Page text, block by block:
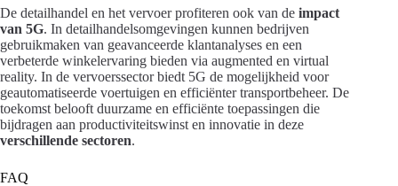
De detailhandel en het vervoer profiteren ook van de impact
van 5G. In detailhandelsomgevingen kunnen bedrijven
gebruikmaken van geavanceerde klantanalyses en een
verbeterde winkelervaring bieden via augmented en virtual
reality. In de vervoerssector biedt 5G de mogelijkheid voor
geautomatiseerde voertuigen en efficiënter transportbeheer. De
toekomst belooft duurzame en efficiënte toepassingen die
bijdragen aan productiviteitswinst en innovatie in deze
verschillende sectoren.
FAQ